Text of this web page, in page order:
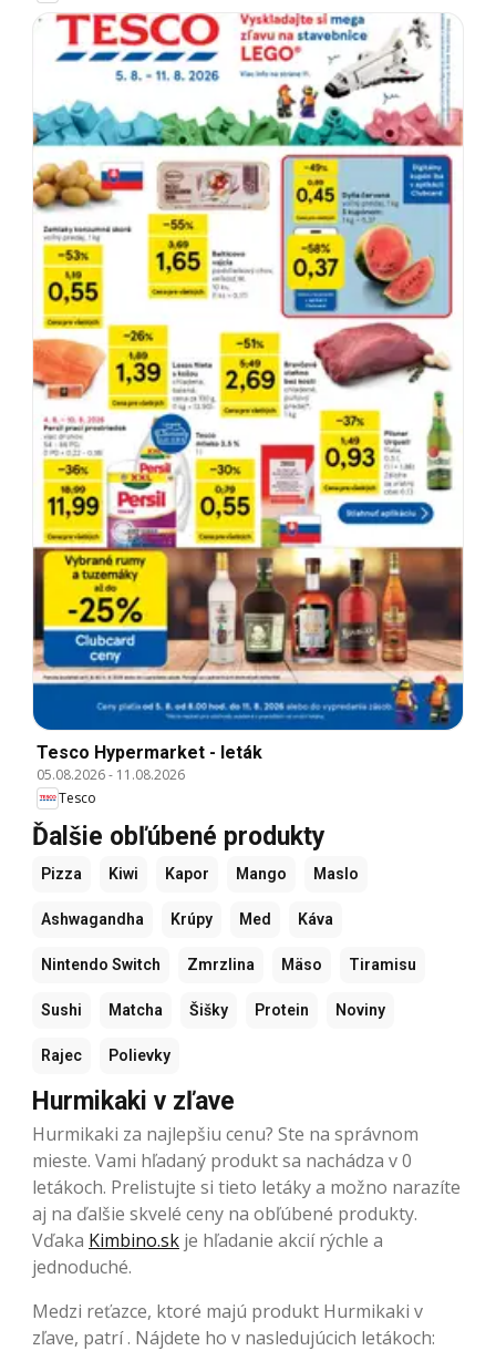
Tesco Hypermarket - leták
05.08.2026- 11.08.2026
Tesco
Ďalšie obľúbené produkty
Pizza Kiwi Kapor Mango Maslo
Ashwagandha Krúpy Med Káva
Nintendo Switch Zmrzlina Mäso Tiramisu
Sushi Matcha Šišky Protein Noviny
Rajec Polievky
Hurmikaki v zľave
Hurmikaki za najlepšiu cenu? Ste na správnom
mieste. Vami hľadaný produkt sa nachádza v 0
letákoch. Prelistujte si tieto letáky a možno narazíte
aj na ďalšie skvelé ceny na obľúbené produkty.
Vďaka Kimbino.sk je hľadanie akcií rýchle a
jednoduché.
Medzi reťazce, ktoré majú produkt Hurmikaki v
zľave, patrí . Nájdete ho v nasledujúcich letákoch: